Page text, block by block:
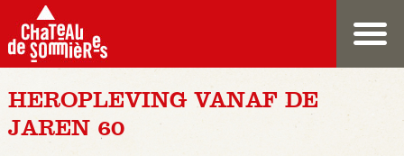
HEROPLEVING VANAF DE
JAREN 60